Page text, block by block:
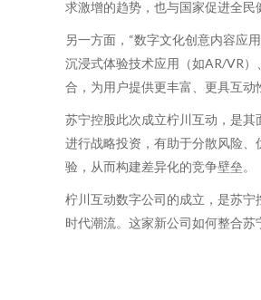
求激增的趋势，也与国家促进全民
另一方面，“数字文化创意内容应
沉浸式体验技术应用（如AR/VR
合，为用户提供更丰富、更具互动
苏宁控股此次成立柠川互动，是
进行战略投资，有助于分散风险
验，从而构建差异化的竞争壁垒。
柠川互动数字公司的成立，是苏
时代潮流。这家新公司如何整合苏